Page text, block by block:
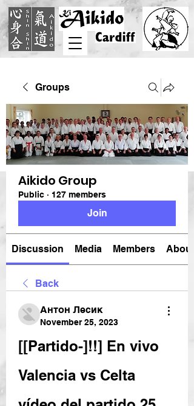
Groups
Aikido Group
Public · 127 members
Join
Discussion Media Members About
Back
Антон Лесик
November 25, 2023
[[Partido-]!!] En vivo
Valencia vs Celta